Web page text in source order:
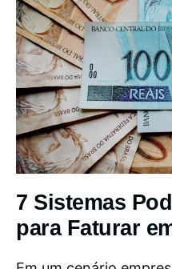
7 Sistemas
para Faturar